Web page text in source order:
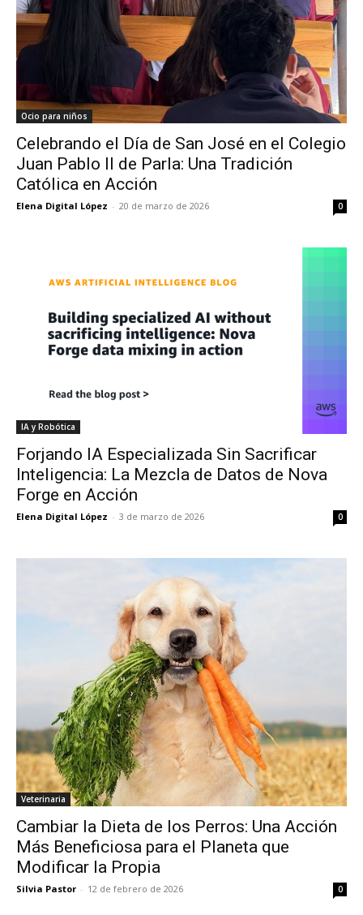
Ocio para niños
Celebrando el Día de San José en el Colegio
Juan Pablo II de Parla: Una Tradición
Católica en Acción
Elena Digital López - 20 de marzo de 2026 0
IA y Robótica
Forjando IA Especializada Sin Sacrificar
Inteligencia: La Mezcla de Datos de Nova
Forge en Acción
Elena Digital López - 3 de marzo de 2026 0
Veterinaria
Cambiar la Dieta de los Perros: Una Acción
Más Beneficiosa para el Planeta que
Modificar la Propia
Silvia Pastor - 12 de febrero de 2026 0